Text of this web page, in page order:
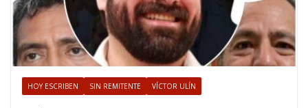
HOY ESCRIBEN SIN REMITENTE VÍCTOR ULÍN